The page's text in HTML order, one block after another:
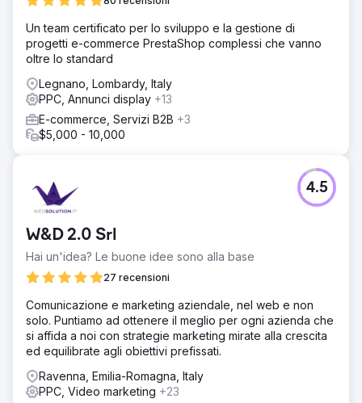
Un team certificato per lo sviluppo e la gestione di
progetti e-commerce PrestaShop complessi che vanno
oltre lo standard
Legnano, Lombardy, Italy
PPC, Annunci display +13
E-commerce, Servizi B2B +3
$5,000 - 10,000
W&D 2.0 Srl
Hai un'idea? Le buone idee sono alla base
27 recensioni
4.5
Comunicazione e marketing aziendale, nel web e non
solo. Puntiamo ad ottenere il meglio per ogni azienda che
si affida a noi con strategie marketing mirate alla crescita
ed equilibrate agli obiettivi prefissati.
Ravenna, Emilia-Romagna, Italy
PPC, Video marketing +23